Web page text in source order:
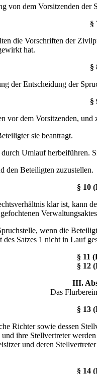
von dem Vorsitzenden der
§
die Vorschriften der
hat.
§
der Entscheidung der
§
dem Vorsitzenden, und
sie beantragt.
Umlauf herbeiführen.
den Beteiligten zuzustellen.
§ 10
klar ist, kann
wenn die
Satzes 1 nicht in Lauf
§ 11
§ 12
III.
Das
§ 13
Richter sowie dessen
ihre Stellvertreter
und deren
§ 14